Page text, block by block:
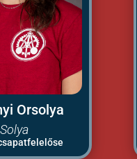
Orsolya
Solya